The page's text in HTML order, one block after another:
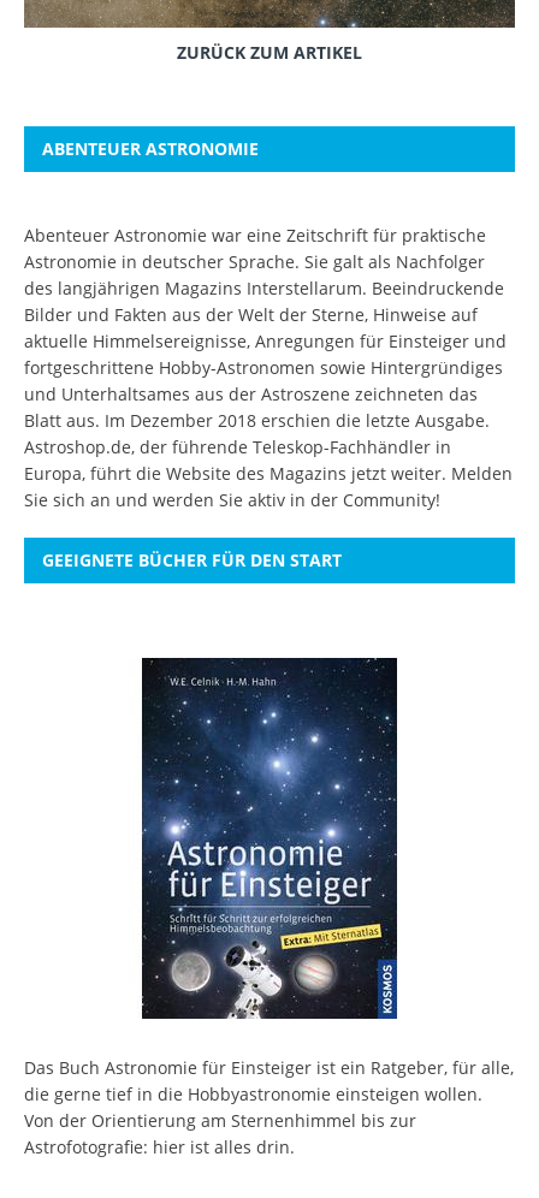
ZURÜCK ZUM ARTIKEL
ABENTEUER ASTRONOMIE
Abenteuer Astronomie war eine Zeitschrift für praktische
Astronomie in deutscher Sprache. Sie galt als Nachfolger
des langjährigen Magazins Interstellarum. Beeindruckende
Bilder und Fakten aus der Welt der Sterne, Hinweise auf
aktuelle Himmelsereignisse, Anregungen für Einsteiger und
fortgeschrittene Hobby-Astronomen sowie Hintergründiges
und Unterhaltsames aus der Astroszene zeichneten das
Blatt aus. Im Dezember 2018 erschien die letzte Ausgabe.
Astroshop.de, der führende Teleskop-Fachhändler in
Europa, führt die Website des Magazins jetzt weiter. Melden
Sie sich an und werden Sie aktiv in der Community!
GEEIGNETE BÜCHER FÜR DEN START
Das Buch Astronomie für Einsteiger ist ein Ratgeber, für alle,
die gerne tief in die Hobbyastronomie einsteigen wollen.
Von der Orientierung am Sternenhimmel bis zur
Astrofotografie: hier ist alles drin.